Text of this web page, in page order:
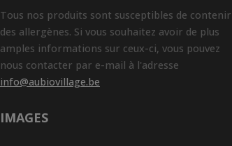
Tous nos produits sont susceptibles de contenir
des allergènes. Si vous souhaitez avoir de plus
amples informations sur ceux-ci, vous pouvez
nous contacter par e-mail à l'adresse
info@aubiovillage.be
IMAGES